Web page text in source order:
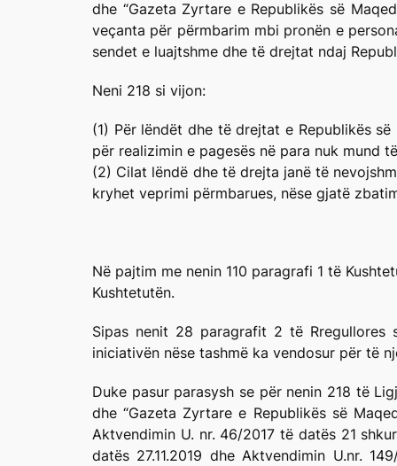
dhe “Gazeta Zyrtare e Republikës së
veçanta për përmbarim mbi pronën e
sendet e luajtshme dhe të drejtat ndaj
Neni 218 si vijon:
(1) Për lëndët dhe të drejtat e Republikës
për realizimin e pagesës në para nuk mund
(2) Cilat lëndë dhe të drejta janë të
kryhet veprimi përmbarues, nëse gjatë
Në pajtim me nenin 110 paragrafi 1 të
Kushtetutën.
Sipas nenit 28 paragrafit 2 të Rregullores
iniciativën nëse tashmë ka vendosur për të
Duke pasur parasysh se për nenin 218 të
dhe “Gazeta Zyrtare e Republikës së
Aktvendimin U. nr. 46/2017 të datës 21
datës 27.11.2019 dhe Aktvendimin U.nr.